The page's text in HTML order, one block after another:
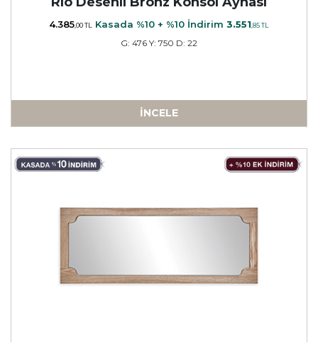
4.385,00 TL Kasada %10 + %10 İndirim 3.551 ,85 TL
G: 476 Y: 750 D: 22
İNCELE
a